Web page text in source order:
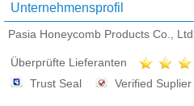
Unternehmensprofil
Pasia Honeycomb Products Co., Ltd
Überprüfte Lieferanten
Trust Seal
Verified Suplier